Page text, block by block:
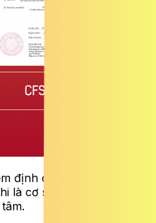
định chất lượng
là cơ sở để người